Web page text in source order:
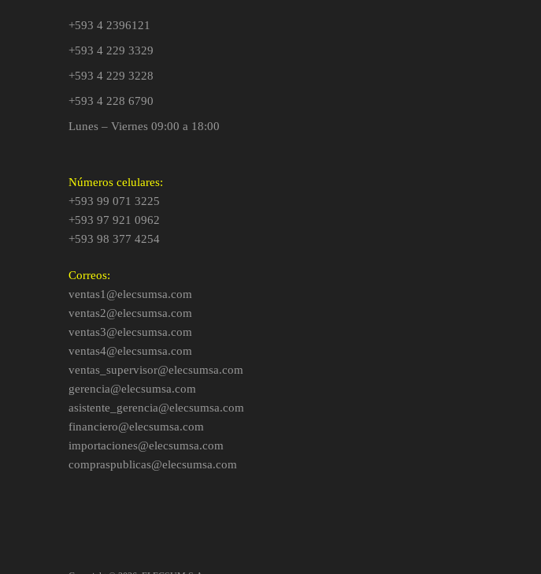
+593 4 2396121
+593 4 229 3329
+593 4 229 3228
+593 4 228 6790
Lunes – Viernes 09:00 a 18:00
Números celulares:
+593 99 071 3225
+593 97 921 0962
+593 98 377 4254
Correos:
ventas1@elecsumsa.com
ventas2@elecsumsa.com
ventas3@elecsumsa.com
ventas4@elecsumsa.com
ventas_supervisor@elecsumsa.com
gerencia@elecsumsa.com
asistente_gerencia@elecsumsa.com
financiero@elecsumsa.com
importaciones@elecsumsa.com
compraspublicas@elecsumsa.com